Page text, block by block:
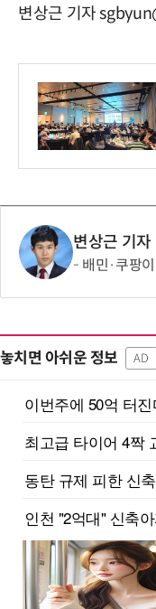
변상근 기자
변상근 기자
배민·쿠팡이츠 양강
놓치면 아쉬운 정보 AD